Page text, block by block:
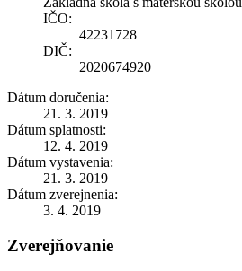
IČO:
42231728
DIČ:
2020674920
Dátum doručenia:
21. 3. 2019
Dátum splatnosti:
12. 4. 2019
Dátum vystavenia:
21. 3. 2019
Dátum zverejnenia:
3. 4. 2019
Zverejňovanie